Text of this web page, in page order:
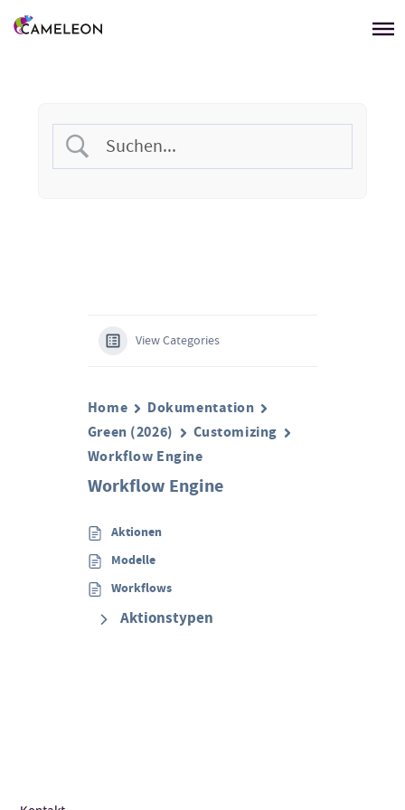
View Categories
Home
Dokumentation
Green (2026)
Customizing
Workflow Engine
Workflow Engine
Aktionen
Modelle
Workflows
Aktionstypen